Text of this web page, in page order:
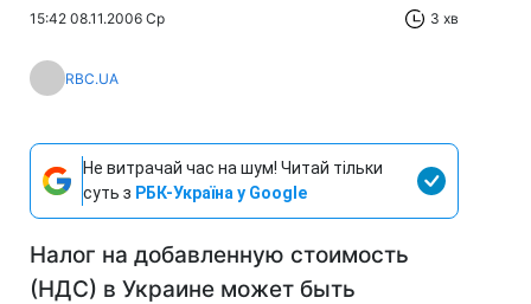
15:42 08.11.2006 Ср 3 хв
RBC.UA
Не витрачай час на шум! Читай тільки
суть з РБК-Україна у Google
Налог на добавленную стоимость
(НДС) в Украине может быть